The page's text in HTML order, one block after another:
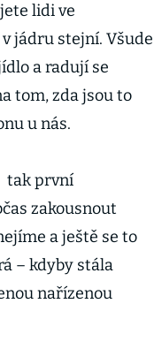
lidi ve
jádru stejní. Všude
a radují se
tom, zda jsou to
u nás.
tak první
zakousnout
a ještě se to
– kdyby stála
nařízenou